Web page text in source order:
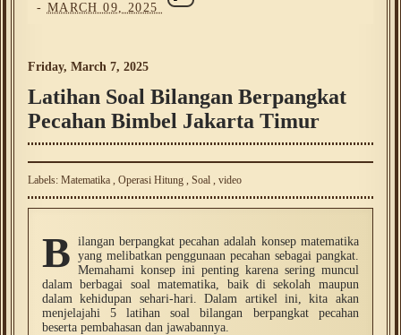
- MARCH 09, 2025
Friday, March 7, 2025
Latihan Soal Bilangan Berpangkat
Pecahan Bimbel Jakarta Timur
Labels: Matematika , Operasi Hitung , Soal , video
B ilangan berpangkat pecahan adalah konsep matematika
yang melibatkan penggunaan pecahan sebagai pangkat.
Memahami konsep ini penting karena sering muncul
dalam berbagai soal matematika, baik di sekolah maupun
dalam kehidupan sehari-hari. Dalam artikel ini, kita akan
menjelajahi 5 latihan soal bilangan berpangkat pecahan
beserta pembahasan dan jawabannya.